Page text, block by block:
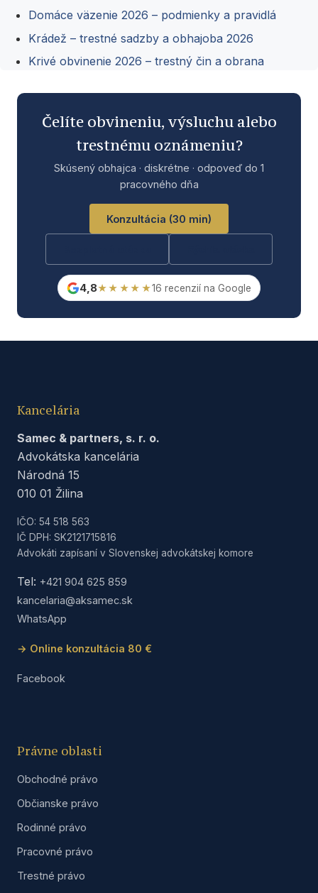
Domáce väzenie 2026 – podmienky a pravidlá
Krádež – trestné sadzby a obhajoba 2026
Krivé obvinenie 2026 – trestný čin a obrana
Čelíte obvineniu, výsluchu alebo
trestnému oznámeniu?
Skúsený obhajca · diskrétne · odpoveď do 1
pracovného dňa
Konzultácia (30 min)
4,8★★★★★16 recenzií na Google
Kancelária
Samec & partners, s. r. o.
Advokátska kancelária
Národná 15
010 01 Žilina
IČO: 54 518 563
IČ DPH: SK2121715816
Advokáti zapísaní v Slovenskej advokátskej komore
Tel: +421 904 625 859
kancelaria@aksamec.sk
WhatsApp
→ Online konzultácia 80 €
Facebook
Právne oblasti
Obchodné právo
Občianske právo
Rodinné právo
Pracovné právo
Trestné právo